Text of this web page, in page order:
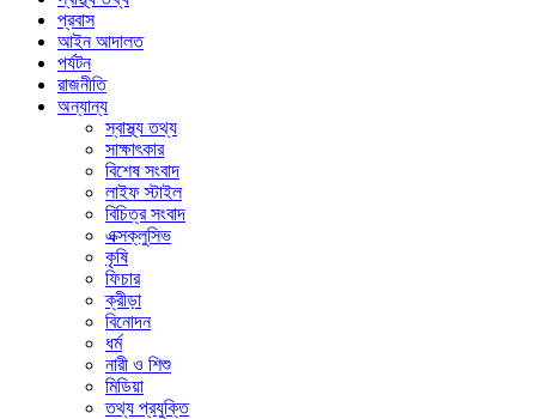
প্রবাস
আইন আদালত
পর্যটন
রাজনীতি
অন্যান্য
স্বাস্থ্য তথ্য
সাক্ষাৎকার
বিশেষ সংবাদ
লাইফ স্টাইল
বিচিত্র সংবাদ
এক্সক্লুসিভ
কৃষি
ফিচার
ক্রীড়া
বিনোদন
ধর্ম
নারী ও শিশু
মিডিয়া
তথ্য প্রযুক্তি